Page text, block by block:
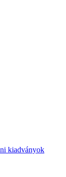
kiadványok